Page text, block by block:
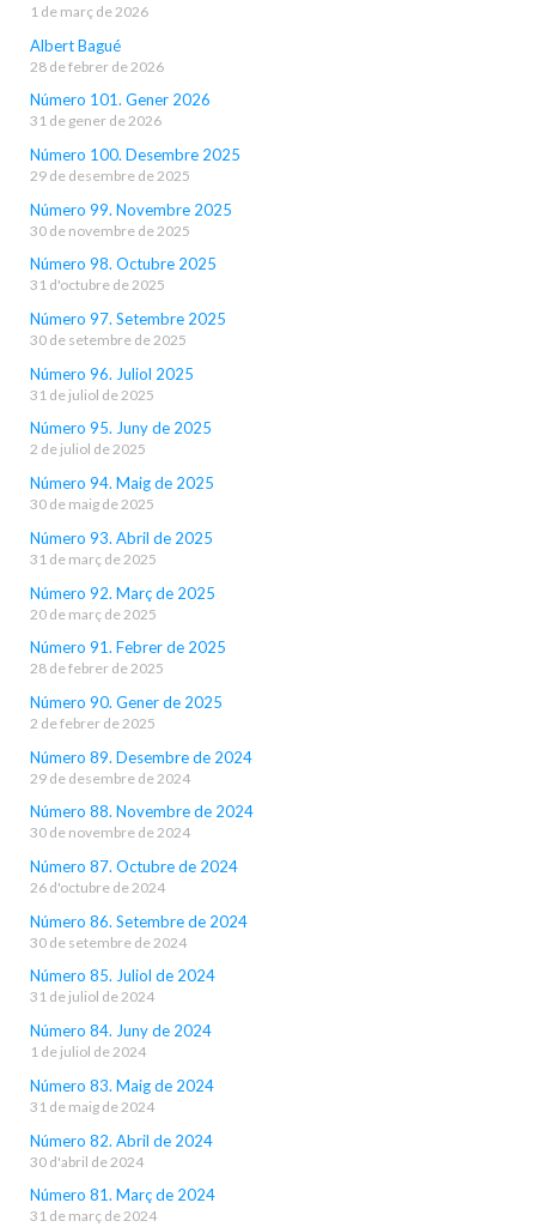
1 de març de 2026
Albert Bagué
28 de febrer de 2026
Número 101. Gener 2026
31 de gener de 2026
Número 100. Desembre 2025
29 de desembre de 2025
Número 99. Novembre 2025
30 de novembre de 2025
Número 98. Octubre 2025
31 d'octubre de 2025
Número 97. Setembre 2025
30 de setembre de 2025
Número 96. Juliol 2025
31 de juliol de 2025
Número 95. Juny de 2025
2 de juliol de 2025
Número 94. Maig de 2025
30 de maig de 2025
Número 93. Abril de 2025
31 de març de 2025
Número 92. Març de 2025
20 de març de 2025
Número 91. Febrer de 2025
28 de febrer de 2025
Número 90. Gener de 2025
2 de febrer de 2025
Número 89. Desembre de 2024
29 de desembre de 2024
Número 88. Novembre de 2024
30 de novembre de 2024
Número 87. Octubre de 2024
26 d'octubre de 2024
Número 86. Setembre de 2024
30 de setembre de 2024
Número 85. Juliol de 2024
31 de juliol de 2024
Número 84. Juny de 2024
1 de juliol de 2024
Número 83. Maig de 2024
31 de maig de 2024
Número 82. Abril de 2024
30 d'abril de 2024
Número 81. Març de 2024
31 de març de 2024